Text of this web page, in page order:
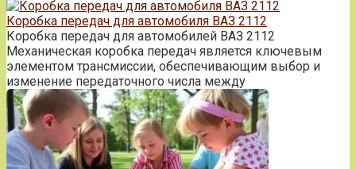
Коробка передач для автомобиля ВАЗ 2112
Коробка передач для автомобилей ВАЗ 2112
Механическая коробка передач является ключевым
элементом трансмиссии, обеспечивающим выбор и
изменение передаточного числа между